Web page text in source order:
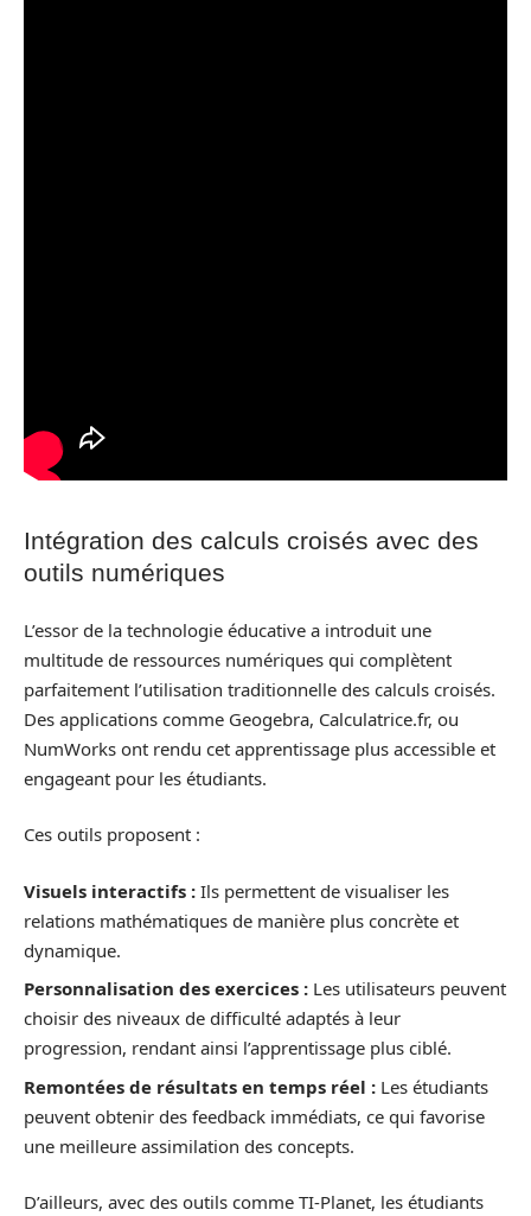
Intégration des calculs croisés avec des
outils numériques
L’essor de la technologie éducative a introduit une
multitude de ressources numériques qui complètent
parfaitement l’utilisation traditionnelle des calculs croisés.
Des applications comme Geogebra, Calculatrice.fr, ou
NumWorks ont rendu cet apprentissage plus accessible et
engageant pour les étudiants.
Ces outils proposent :
Visuels interactifs : Ils permettent de visualiser les
relations mathématiques de manière plus concrète et
dynamique.
Personnalisation des exercices : Les utilisateurs peuvent
choisir des niveaux de difficulté adaptés à leur
progression, rendant ainsi l’apprentissage plus ciblé.
Remontées de résultats en temps réel : Les étudiants
peuvent obtenir des feedback immédiats, ce qui favorise
une meilleure assimilation des concepts.
D’ailleurs, avec des outils comme TI-Planet, les étudiants